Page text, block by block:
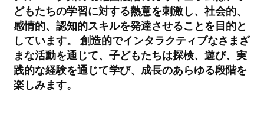
どもたちの学習に対する熱意を刺激し、社会的、
感情的、認知的スキルを発達させることを目的と
しています。 創造的でインタラクティブなさまざ
まな活動を通じて、子どもたちは探検、遊び、実
践的な経験を通じて学び、成長のあらゆる段階を
楽しみます。